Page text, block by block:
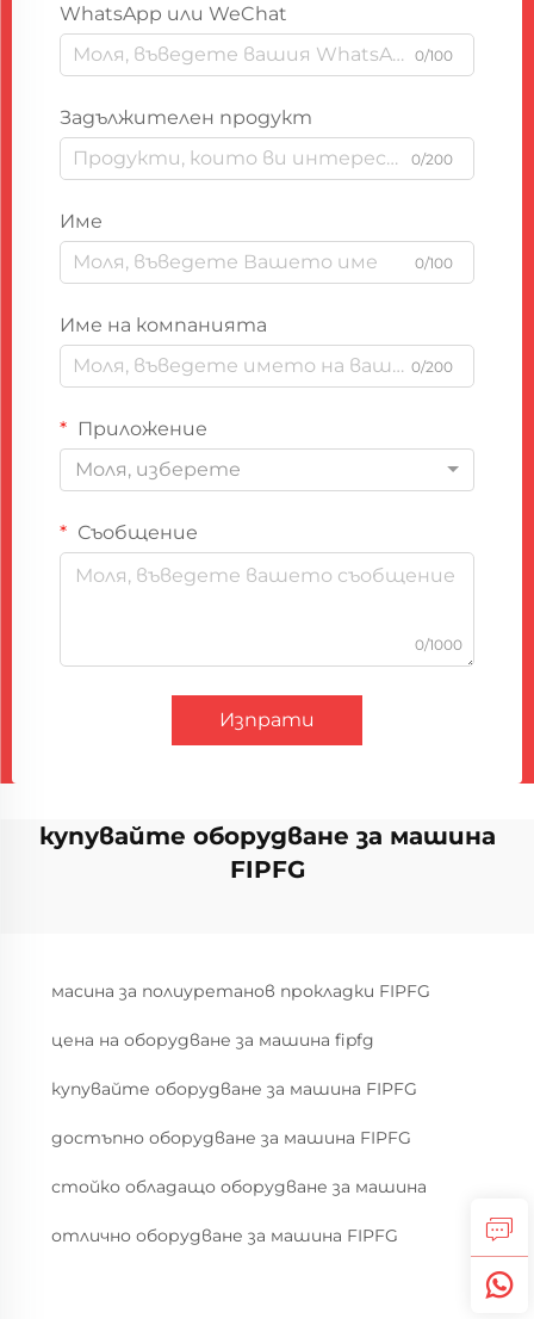
WhatsApp или WeChat
0/100
Задължителен продукт
0/200
Име
0/100
Име на компанията
0/200
Приложение
Моля, изберете
Съобщение
0/1000
Изпрати
купувайте оборудване за машина
FIPFG
масина за полиуретанов прокладки FIPFG
цена на оборудване за машина fipfg
купувайте оборудване за машина FIPFG
достъпно оборудване за машина FIPFG
стойко обладащо оборудване за машина
отлично оборудване за машина FIPFG